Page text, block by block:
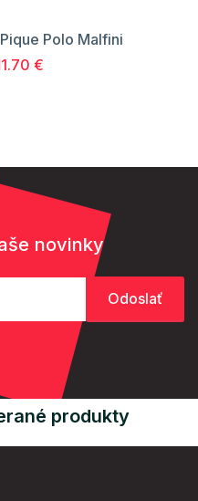
Polo Malfini
€
novinky
produkty